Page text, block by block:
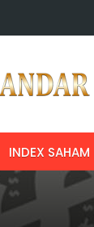
INDEX SAHAM